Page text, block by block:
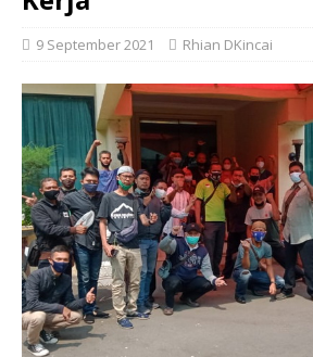
9 September 2021 Rhian DKincai